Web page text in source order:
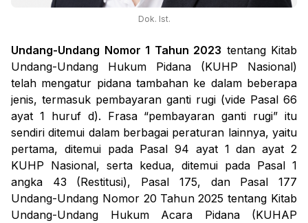
Dok. Ist.
Undang-Undang Nomor 1 Tahun 2023 tentang Kitab
Undang-Undang Hukum Pidana (KUHP Nasional)
telah mengatur pidana tambahan ke dalam beberapa
jenis, termasuk pembayaran ganti rugi (vide Pasal 66
ayat 1 huruf d). Frasa “pembayaran ganti rugi” itu
sendiri ditemui dalam berbagai peraturan lainnya, yaitu
pertama, ditemui pada Pasal 94 ayat 1 dan ayat 2
KUHP Nasional, serta kedua, ditemui pada Pasal 1
angka 43 (Restitusi), Pasal 175, dan Pasal 177
Undang-Undang Nomor 20 Tahun 2025 tentang Kitab
Undang-Undang Hukum Acara Pidana (KUHAP